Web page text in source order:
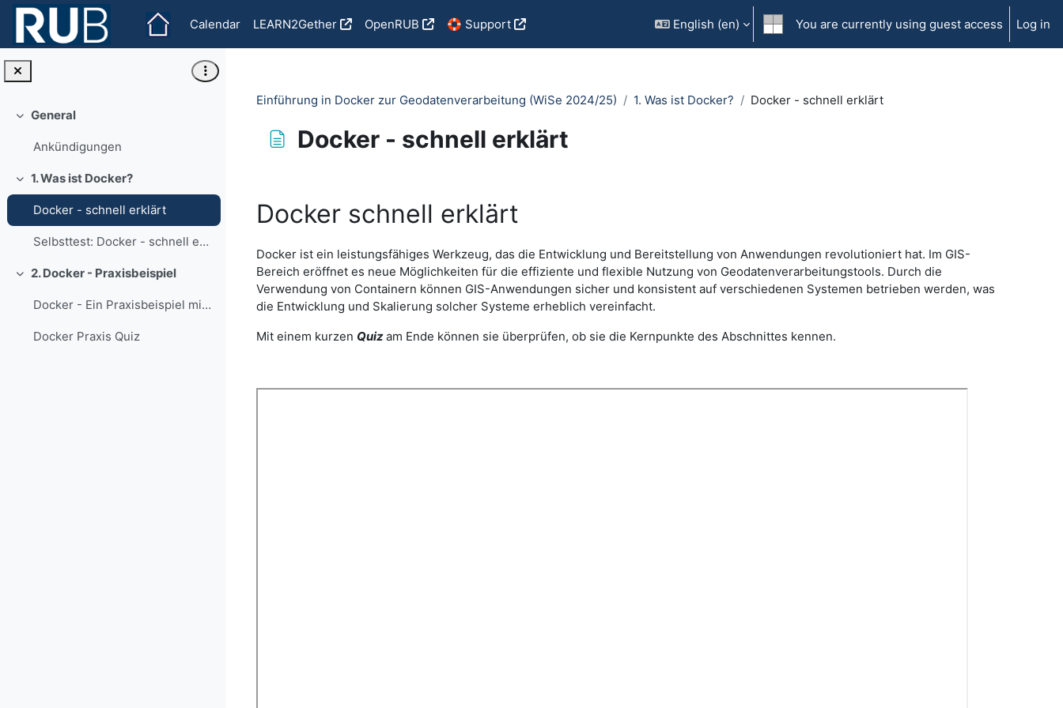
Skip to main content
Calendar
LEARN2Gether OpenRUB 🛟 Support English ‎(en)‎ You are currently using guest access Log in
Collapse
General
Ankündigungen
Collapse
1. Was ist Docker?
Docker - schnell erklärt
Selbsttest: Docker - schnell erklärt
Collapse
2. Docker - Praxisbeispiel
Docker - Ein Praxisbeispiel mit Jupyter Notebook
Docker Praxis Quiz
Einführung in Docker zur Geodatenverarbeitung (WiSe 2024/25) 1. Was ist Docker? Docker - schnell erklärt
Docker - schnell erklärt
Docker schnell erklärt
Docker ist ein leistungsfähiges Werkzeug, das die Entwicklung und Bereitstellung von Anwendungen revolutioniert hat. Im GIS-
Bereich eröffnet es neue Möglichkeiten für die effiziente und flexible Nutzung von Geodatenverarbeitungstools. Durch die
Verwendung von Containern können GIS-Anwendungen sicher und konsistent auf verschiedenen Systemen betrieben werden, was
die Entwicklung und Skalierung solcher Systeme erheblich vereinfacht.
Mit einem kurzen Quizam Ende können sie überprüfen, ob sie die Kernpunkte des Abschnittes kennen.